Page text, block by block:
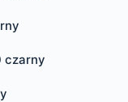
czarny